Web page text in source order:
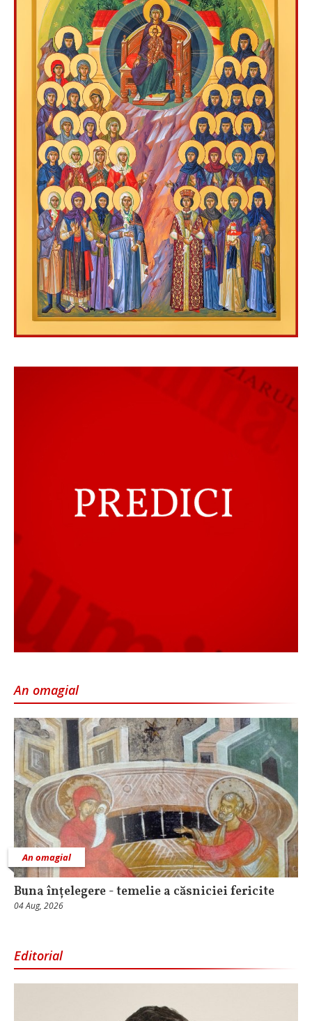
An omagial
An omagial
Buna înțelegere - temelie a căsniciei fericite
04 Aug, 2026
Editorial